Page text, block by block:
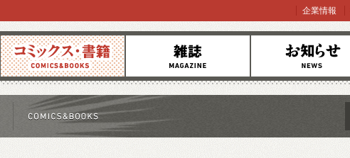
コミックス 雑誌 お知らせ
企業情報